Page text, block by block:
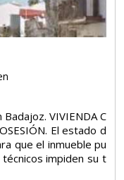
VIVIENDA C
El estado d
que el inmueble pu
impiden su t